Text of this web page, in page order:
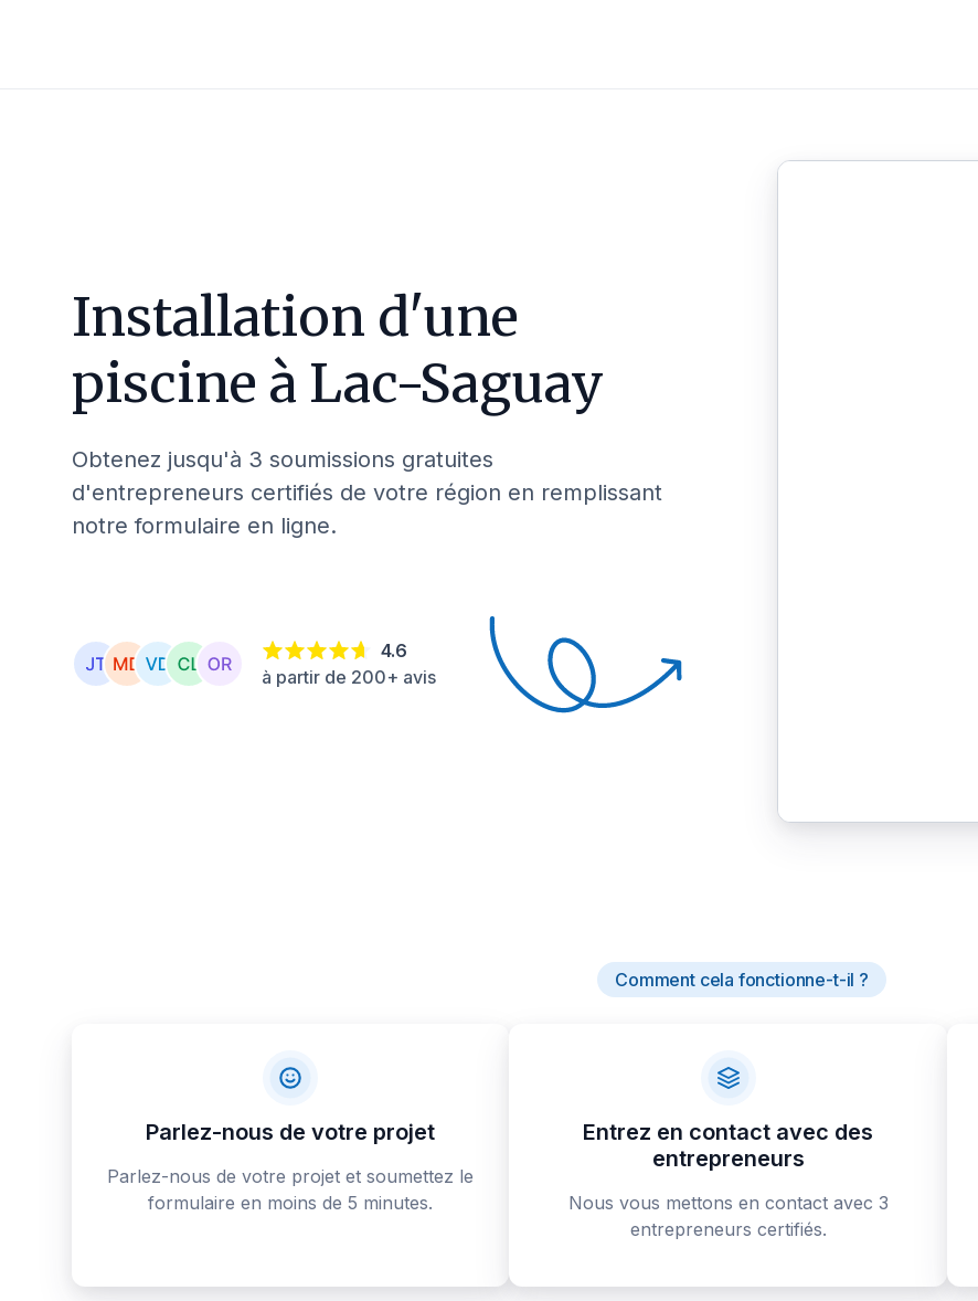
Installation d'une
piscine à Lac-Saguay
Obtenez jusqu'à 3 soumissions gratuites
d'entrepreneurs certifiés de votre région en remplissant
notre formulaire en ligne.
4.6
à partir de 200+ avis
Comment cela fonctionne-t-il ?
Parlez-nous de votre projet
Parlez-nous de votre projet et soumettez le
formulaire en moins de 5 minutes.
Entrez en contact avec des
entrepreneurs
Nous vous mettons en contact avec 3
entrepreneurs certifiés.